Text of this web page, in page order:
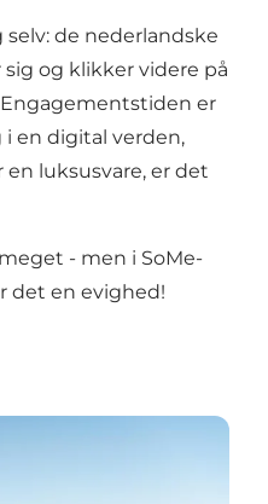
de nederlandske
og klikker videre på
er
en digital verden,
luksusvare, er det
- men i SoMe-
det en evighed!